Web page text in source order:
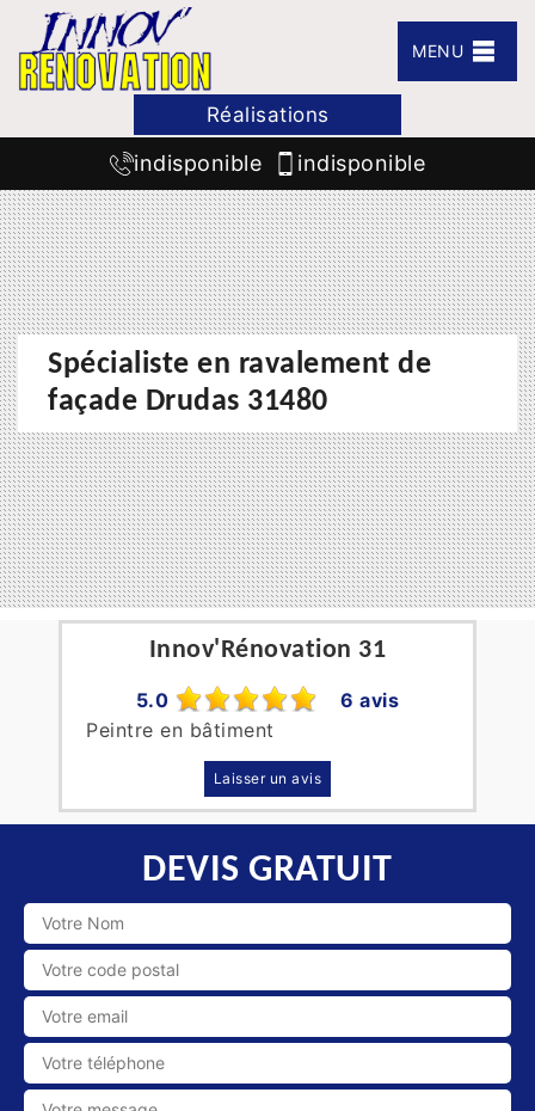
MENU
Réalisations
indisponible indisponible
Spécialiste en ravalement de
façade Drudas 31480
Innov'Rénovation 31
5.0
6 avis
Peintre en bâtiment
Laisser un avis
DEVIS GRATUIT